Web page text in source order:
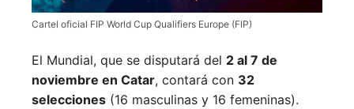
Cartel oficial FIP World Cup Qualifiers Europe (FIP)
El Mundial, que se disputará del 2 al 7 de
noviembre en Catar, contará con 32
selecciones (16 masculinas y 16 femeninas).